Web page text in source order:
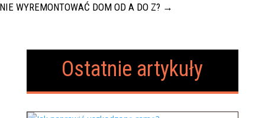
WYREMONTOWAĆ DOM OD A DO Z? →
Ostatnie artykuły